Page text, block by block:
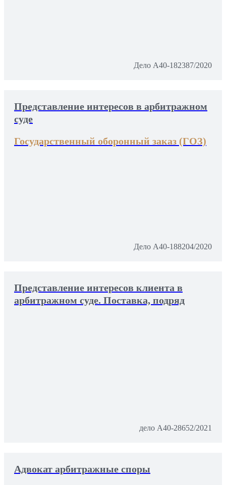
Дело А40-182387/2020
Представление интересов в арбитражном
суде
Государственный оборонный заказ (ГОЗ)
Дело А40-188204/2020
Представление интересов клиента в
арбитражном суде. Поставка, подряд
дело А40-28652/2021
Адвокат арбитражные споры